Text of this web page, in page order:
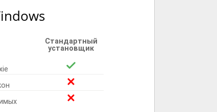
Стандартный
установщик